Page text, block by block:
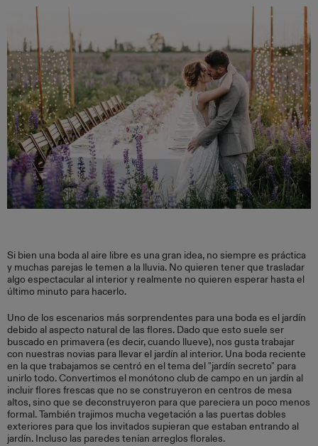
Si bien una boda al aire libre es una gran idea, no siempre es práctica
y muchas parejas le temen a la lluvia. No quieren tener que trasladar
algo espectacular al interior y realmente no quieren esperar hasta el
último minuto para hacerlo.
Uno de los escenarios más sorprendentes para una boda es el jardín
debido al aspecto natural de las flores. Dado que esto suele ser
buscado en primavera (es decir, cuando llueve), nos gusta trabajar
con nuestras novias para llevar el jardín al interior. Una boda reciente
en la que trabajamos se centró en el tema del "jardín secreto" para
unirlo todo. Convertimos el monótono club de campo en un jardín al
incluir flores frescas que no se construyeron en centros de mesa
altos, sino que se deconstruyeron para que pareciera un poco menos
formal. También trajimos mucha vegetación a las puertas dobles
exteriores para que los invitados supieran que estaban entrando al
jardín. Incluso las paredes tenían arreglos florales.